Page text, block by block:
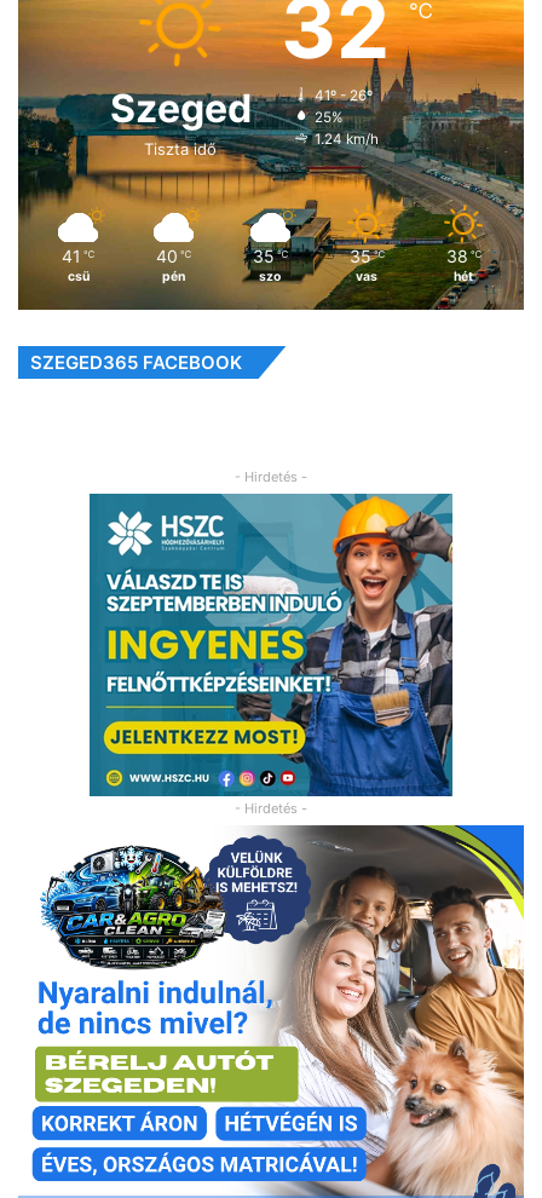
Szeged
Tiszta idő
32℃
41º - 26º
25%
1.24 km/h
41 ℃
csü
40 ℃
pén
35 ℃
szo
35 ℃
vas
38 ℃
hét
SZEGED365 FACEBOOK
- Hirdetés -
- Hirdetés -